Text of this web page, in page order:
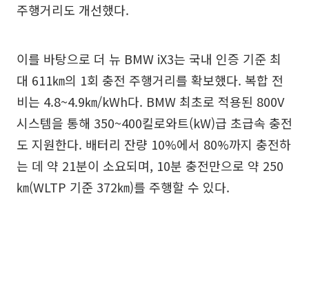
주행거리도 개선했다.
이를 바탕으로 더 뉴 BMW iX3는 국내 인증 기준 최
대 611㎞의 1회 충전 주행거리를 확보했다. 복합 전
비는 4.8~4.9㎞/kWh다. BMW 최초로 적용된 800V
시스템을 통해 350~400킬로와트(kW)급 초급속 충전
도 지원한다. 배터리 잔량 10%에서 80%까지 충전하
는 데 약 21분이 소요되며, 10분 충전만으로 약 250
㎞(WLTP 기준 372㎞)를 주행할 수 있다.